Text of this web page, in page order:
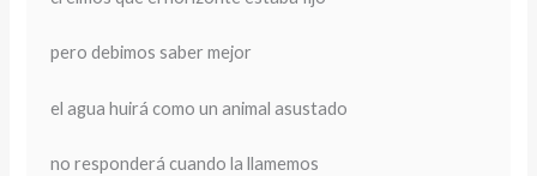
pero debimos saber mejor
el agua huirá como un animal asustado
no responderá cuando la llamemos